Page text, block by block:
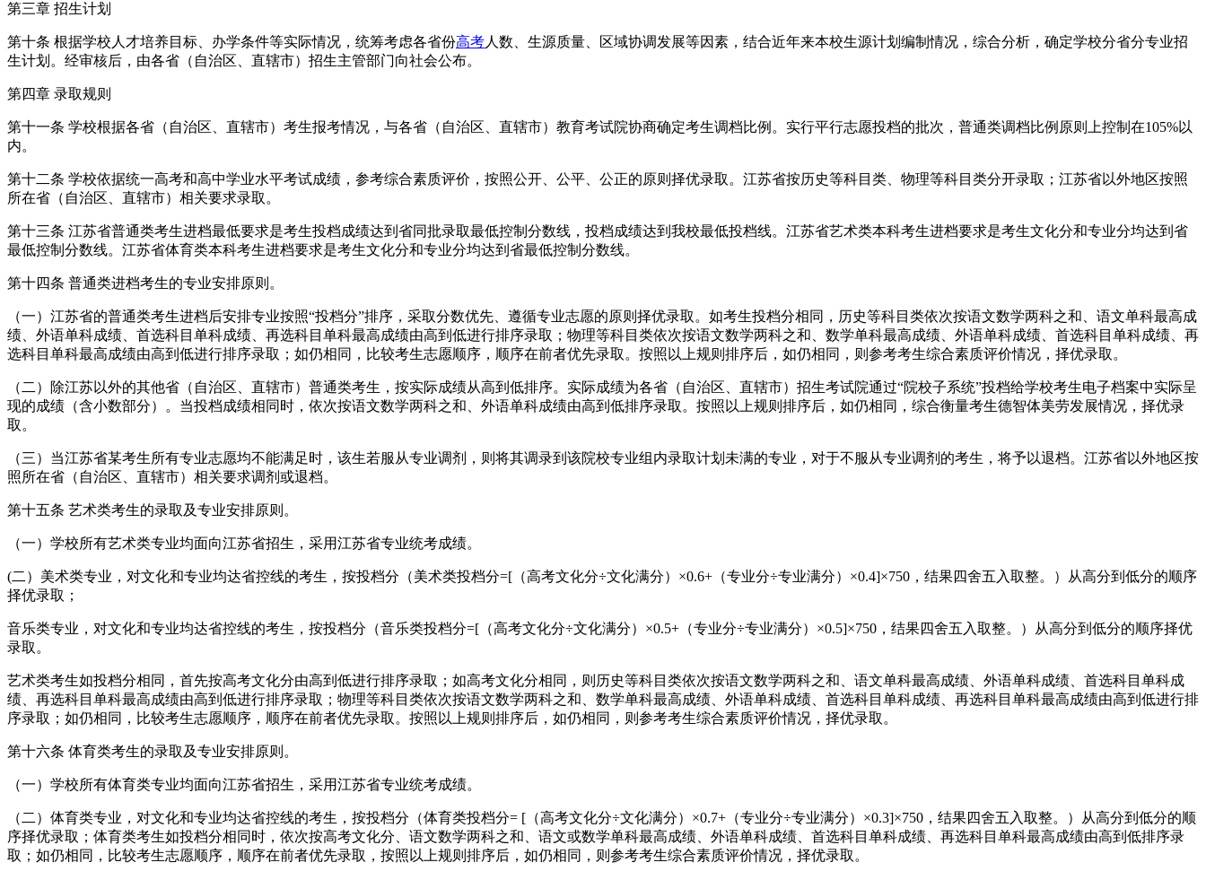
第三章 招生计划
第十条 根据学校人才培养目标、办学条件等实际情况，统筹考虑各省份高考人数、生源质量、区域协调发展等因素，结合近年来本校生源计划编制情况，综合分析，确定学校分省分专业招
生计划。经审核后，由各省（自治区、直辖市）招生主管部门向社会公布。
第四章 录取规则
第十一条 学校根据各省（自治区、直辖市）考生报考情况，与各省（自治区、直辖市）教育考试院协商确定考生调档比例。实行平行志愿投档的批次，普通类调档比例原则上控制在105%以
内。
第十二条 学校依据统一高考和高中学业水平考试成绩，参考综合素质评价，按照公开、公平、公正的原则择优录取。江苏省按历史等科目类、物理等科目类分开录取；江苏省以外地区按照
所在省（自治区、直辖市）相关要求录取。
第十三条 江苏省普通类考生进档最低要求是考生投档成绩达到省同批录取最低控制分数线，投档成绩达到我校最低投档线。江苏省艺术类本科考生进档要求是考生文化分和专业分均达到省
最低控制分数线。江苏省体育类本科考生进档要求是考生文化分和专业分均达到省最低控制分数线。
第十四条 普通类进档考生的专业安排原则。
（一）江苏省的普通类考生进档后安排专业按照“投档分”排序，采取分数优先、遵循专业志愿的原则择优录取。如考生投档分相同，历史等科目类依次按语文数学两科之和、语文单科最高成
绩、外语单科成绩、首选科目单科成绩、再选科目单科最高成绩由高到低进行排序录取；物理等科目类依次按语文数学两科之和、数学单科最高成绩、外语单科成绩、首选科目单科成绩、再
选科目单科最高成绩由高到低进行排序录取；如仍相同，比较考生志愿顺序，顺序在前者优先录取。按照以上规则排序后，如仍相同，则参考考生综合素质评价情况，择优录取。
（二）除江苏以外的其他省（自治区、直辖市）普通类考生，按实际成绩从高到低排序。实际成绩为各省（自治区、直辖市）招生考试院通过“院校子系统”投档给学校考生电子档案中实际呈
现的成绩（含小数部分）。当投档成绩相同时，依次按语文数学两科之和、外语单科成绩由高到低排序录取。按照以上规则排序后，如仍相同，综合衡量考生德智体美劳发展情况，择优录
取。
（三）当江苏省某考生所有专业志愿均不能满足时，该生若服从专业调剂，则将其调录到该院校专业组内录取计划未满的专业，对于不服从专业调剂的考生，将予以退档。江苏省以外地区按
照所在省（自治区、直辖市）相关要求调剂或退档。
第十五条 艺术类考生的录取及专业安排原则。
（一）学校所有艺术类专业均面向江苏省招生，采用江苏省专业统考成绩。
(二）美术类专业，对文化和专业均达省控线的考生，按投档分（美术类投档分=[（高考文化分÷文化满分）×0.6+（专业分÷专业满分）×0.4]×750，结果四舍五入取整。）从高分到低分的顺序
择优录取；
音乐类专业，对文化和专业均达省控线的考生，按投档分（音乐类投档分=[（高考文化分÷文化满分）×0.5+（专业分÷专业满分）×0.5]×750，结果四舍五入取整。）从高分到低分的顺序择优
录取。
艺术类考生如投档分相同，首先按高考文化分由高到低进行排序录取；如高考文化分相同，则历史等科目类依次按语文数学两科之和、语文单科最高成绩、外语单科成绩、首选科目单科成
绩、再选科目单科最高成绩由高到低进行排序录取；物理等科目类依次按语文数学两科之和、数学单科最高成绩、外语单科成绩、首选科目单科成绩、再选科目单科最高成绩由高到低进行排
序录取；如仍相同，比较考生志愿顺序，顺序在前者优先录取。按照以上规则排序后，如仍相同，则参考考生综合素质评价情况，择优录取。
第十六条 体育类考生的录取及专业安排原则。
（一）学校所有体育类专业均面向江苏省招生，采用江苏省专业统考成绩。
（二）体育类专业，对文化和专业均达省控线的考生，按投档分（体育类投档分= [（高考文化分÷文化满分）×0.7+（专业分÷专业满分）×0.3]×750，结果四舍五入取整。）从高分到低分的顺
序择优录取；体育类考生如投档分相同时，依次按高考文化分、语文数学两科之和、语文或数学单科最高成绩、外语单科成绩、首选科目单科成绩、再选科目单科最高成绩由高到低排序录
取；如仍相同，比较考生志愿顺序，顺序在前者优先录取，按照以上规则排序后，如仍相同，则参考考生综合素质评价情况，择优录取。